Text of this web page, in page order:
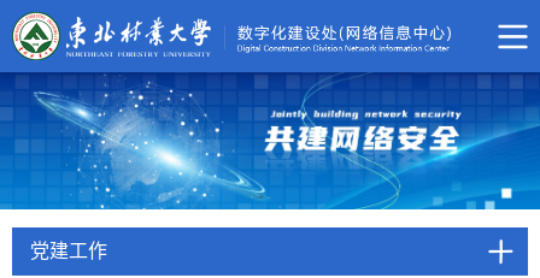
党建工作